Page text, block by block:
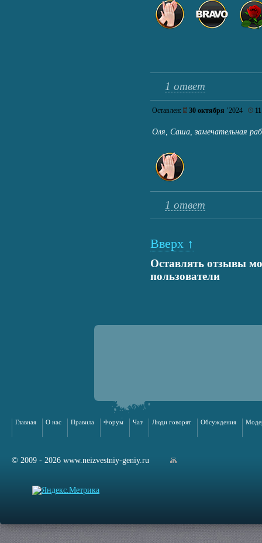
1 ответ
Оставлен: 30 октября ’2024
Оля, Саша, замечательная
1 ответ
Вверх ↑
Оставлять отзывы
пользователи
Главная О нас Правила Форум Чат Люди говорят Обсуждения
© 2009 - 2026 www.neizvestniy-geniy.ru
сайта